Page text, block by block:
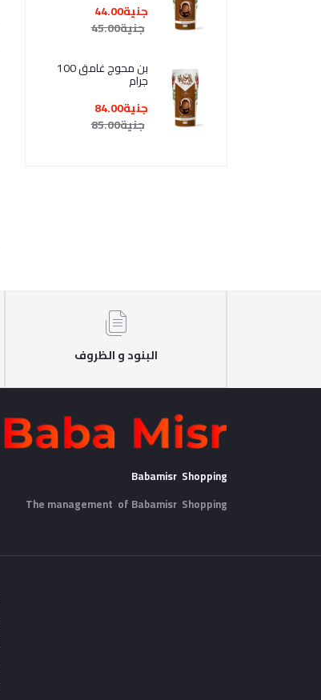
جنية44.00
جنية45.00
بن محوج غامق 100
جرام
جنية84.00
جنية85.00
البنود و الظروف
Babamisr Shopping
The management of Babamisr Shopping